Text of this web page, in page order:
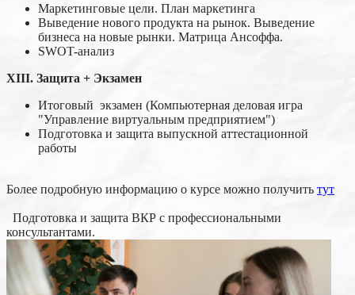
Маркетинговые цели. План маркетинга
Выведение нового продукта на рынок. Выведение
бизнеса на новые рынки. Матрица Ансоффа.
SWOT-анализ
XIII. Защита + Экзамен
Итоговый экзамен (Компьютерная деловая игра
"Управление виртуальным предприятием")
Подготовка и защита выпускной аттестационной
работы
Более подробную информацию о курсе можно получить тут
Подготовка и защита ВКР с профессиональными
консультантами.